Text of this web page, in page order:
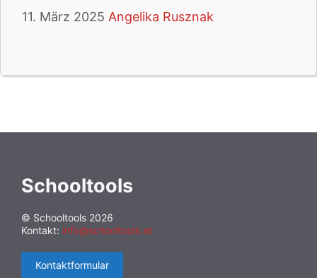
11. März 2025 Angelika Rusznak
Schooltools
© Schooltools 2026
Kontakt: info@schooltools.at
Kontaktformular